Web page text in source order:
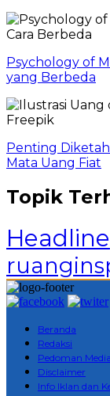
Psychology of
yang Berbeda
Penting
Mata Uang Fiat
Topik
Headline
Beranda
Redaksi
Pedoman
Disclaimer
Info Iklan dan